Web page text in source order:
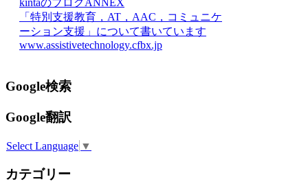
kintaのブログANNEX
「特別支援教育，AT，AAC，コミュニケ
ーション支援」について書いています
www.assistivetechnology.cfbx.jp
Google検索
Google翻訳
Select Language ▼
カテゴリー